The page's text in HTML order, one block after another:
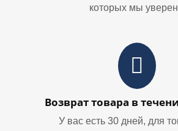
которых мы
Возврат товара в
У вас есть 30 дней, для